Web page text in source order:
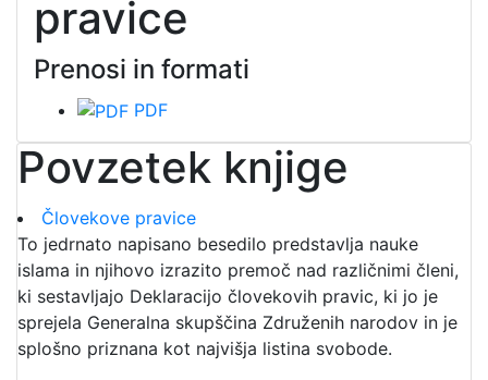
pravice
Prenosi in formati
PDF
Povzetek knjige
Človekove pravice
To jedrnato napisano besedilo predstavlja nauke
islama in njihovo izrazito premoč nad različnimi členi,
ki sestavljajo Deklaracijo človekovih pravic, ki jo je
sprejela Generalna skupščina Združenih narodov in je
splošno priznana kot najvišja listina svobode.